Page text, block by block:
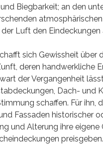
Biegbarkeit; an den
Luft den
sich Gewissheit über
deren handwerkliche
der Vergangenheit
Dach- und
schaffen. Für ihn,
Fassaden historischer
und Alterung ihre